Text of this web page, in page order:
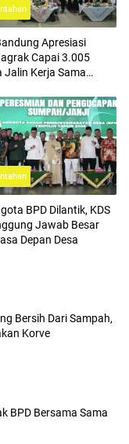
Apresiasi
Capai 3.005
Jalin Kerja Sama
BPD Dilantik, KDS
Jawab Besar
Depan Desa
Bersih Dari Sampah,
Korve
BPD Bersama Sama